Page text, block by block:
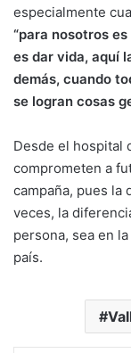
especialmente
“para nosotros
es dar vida, aquí
demás, cuando
se logran cosas
Desde el hospital
comprometen a
campaña, pues la
veces, la
persona, sea en
país.